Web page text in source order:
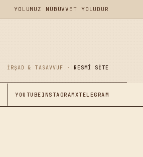
YOLUMUZ NÜBÜVVET YOLUDUR
İRŞAD & TASAVVUF · RESMÎ SITE
YOUTUBE INSTAGRAMXTELEGRAM